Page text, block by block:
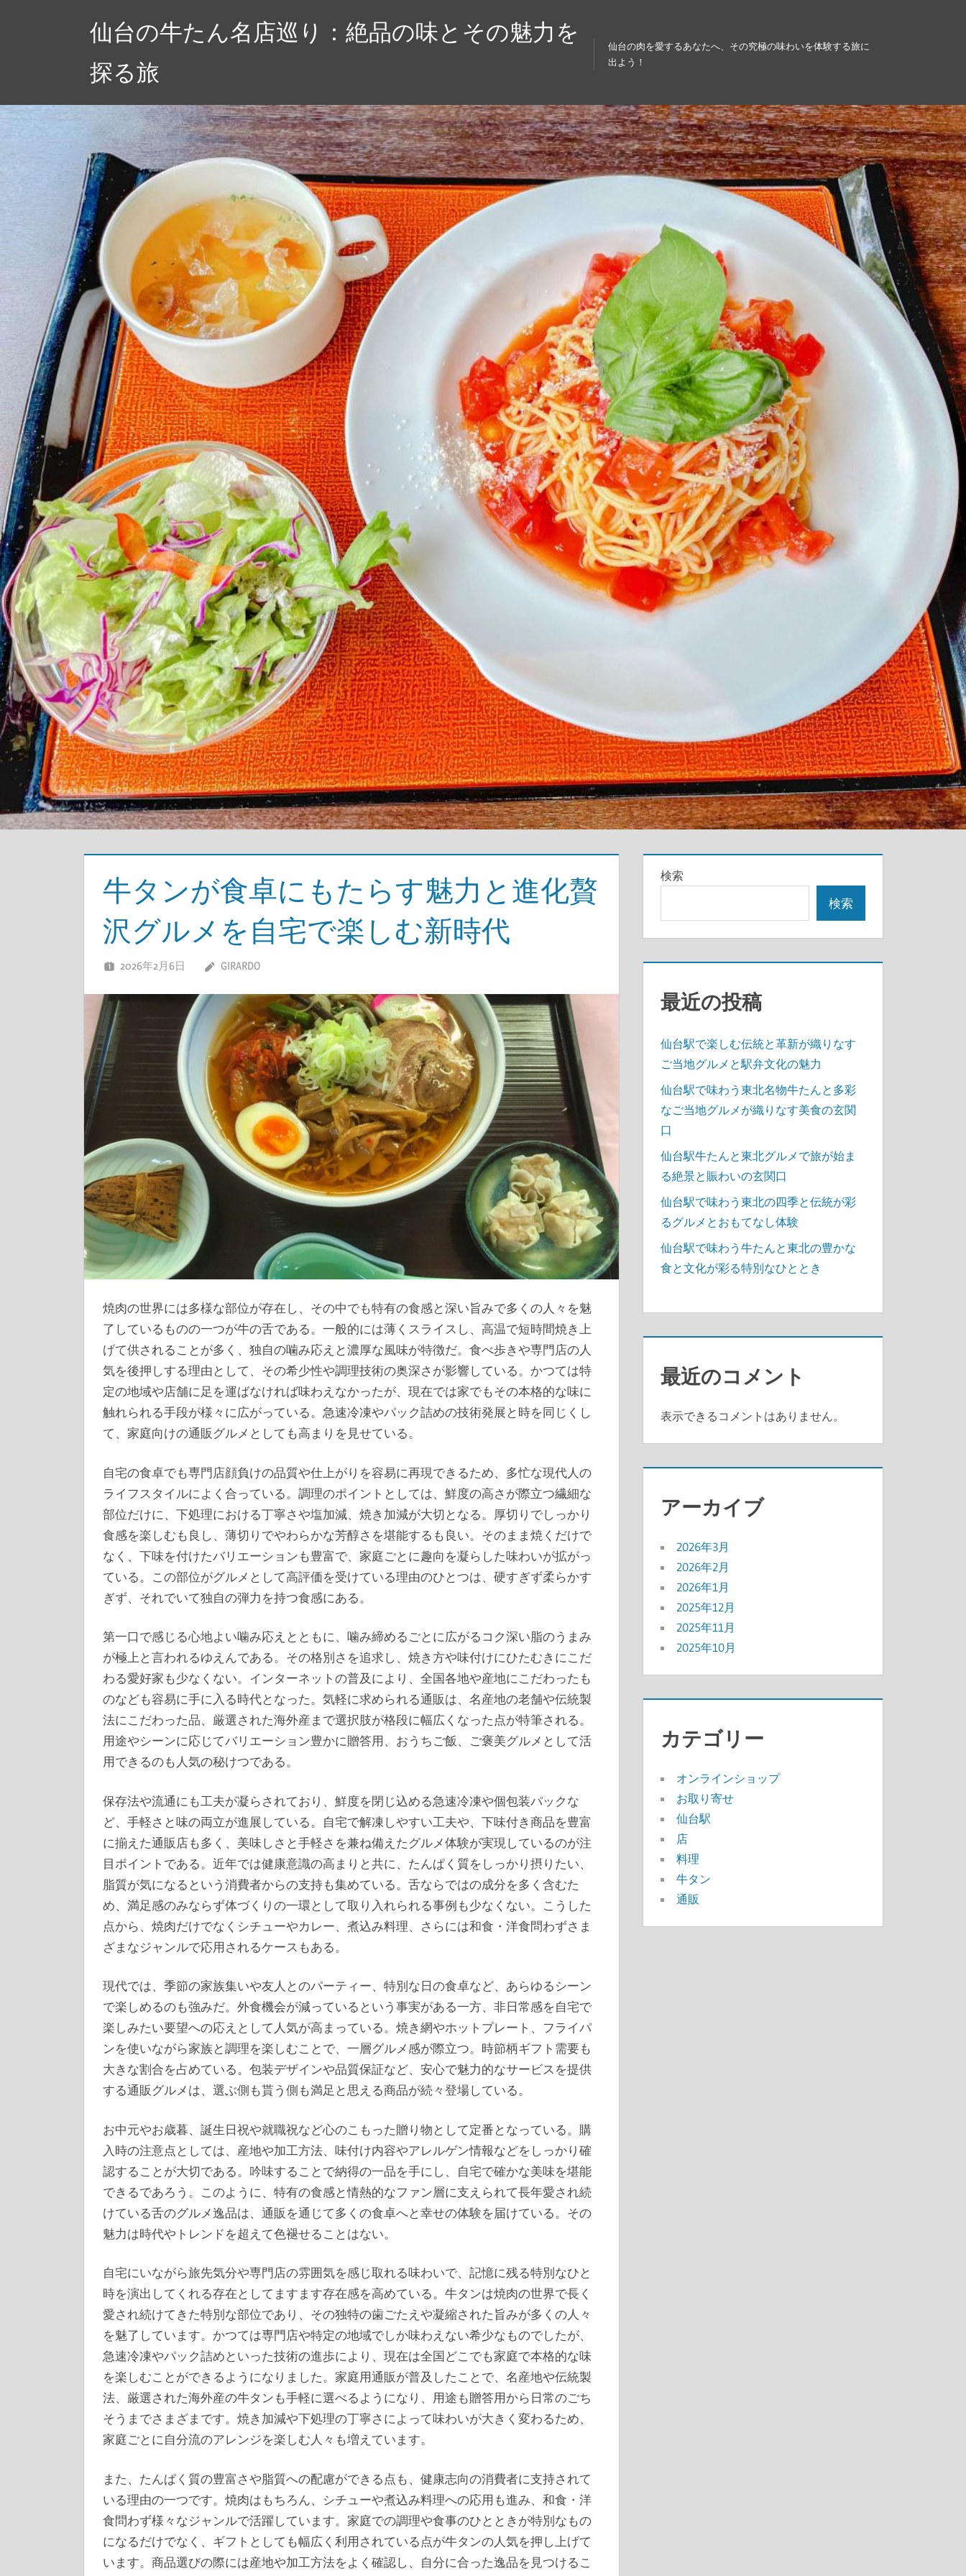
仙台の牛たん名店巡り：絶品の味とその魅力を
探る旅
仙台の肉を愛するあなたへ、その究極の味わいを体験する旅に
出よう！
牛タンが食卓にもたらす魅力と進化贅
沢グルメを自宅で楽しむ新時代
2026年2月6日 GIRARDO
焼肉の世界には多様な部位が存在し、その中でも特有の食感と深い旨みで多くの人々を魅
了しているものの一つが牛の舌である。 一般的には薄くスライスし、高温で短時間焼き上
げて供されることが多く、独自の噛み応えと濃厚な風味が特徴だ。食べ歩きや専門店の人
気を後押しする理由として、その希少性や調理技術の奥深さが影響している。かつては特
定の地域や店舗に足を運ばなければ味わえなかったが、現在では家でもその本格的な味に
触れられる手段が様々に広がっている。急速冷凍やパック詰めの技術発展と時を同じくし
て、家庭向けの通販グルメとしても高まりを見せている。
自宅の食卓でも専門店顔負けの品質や仕上がりを容易に再現できるため、多忙な現代人の
ライフスタイルによく合っている。調理のポイントとしては、鮮度の高さが際立つ繊細な
部位だけに、下処理における丁寧さや塩加減、焼き加減が大切となる。厚切りでしっかり
食感を楽しむも良し、薄切りでやわらかな芳醇さを堪能するも良い。そのまま焼くだけで
なく、下味を付けたバリエーションも豊富で、家庭ごとに趣向を凝らした味わいが拡がっ
ている。この部位がグルメとして高評価を受けている理由のひとつは、硬すぎず柔らかす
ぎず、それでいて独自の弾力を持つ食感にある。
第一口で感じる心地よい噛み応えとともに、噛み締めるごとに広がるコク深い脂のうまみ
が極上と言われるゆえんである。その格別さを追求し、焼き方や味付けにひたむきにこだ
わる愛好家も少なくない。インターネットの普及により、全国各地や産地にこだわったも
のなども容易に手に入る時代となった。気軽に求められる通販は、名産地の老舗や伝統製
法にこだわった品、厳選された海外産まで選択肢が格段に幅広くなった点が特筆される。
用途やシーンに応じてバリエーション豊かに贈答用、おうちご飯、ご褒美グルメとして活
用できるのも人気の秘けつである。
保存法や流通にも工夫が凝らされており、鮮度を閉じ込める急速冷凍や個包装パックな
ど、手軽さと味の両立が進展している。自宅で解凍しやすい工夫や、下味付き商品を豊富
に揃えた通販店も多く、美味しさと手軽さを兼ね備えたグルメ体験が実現しているのが注
目ポイントである。近年では健康意識の高まりと共に、たんぱく質をしっかり摂りたい、
脂質が気になるという消費者からの支持も集めている。舌ならではの成分を多く含むた
め、満足感のみならず体づくりの一環として取り入れられる事例も少なくない。こうした
点から、焼肉だけでなくシチューやカレー、煮込み料理、さらには和食・洋食問わずさま
ざまなジャンルで応用されるケースもある。
現代では、季節の家族集いや友人とのパーティー、特別な日の食卓など、あらゆるシーン
で楽しめるのも強みだ。外食機会が減っているという事実がある一方、非日常感を自宅で
楽しみたい要望への応えとして人気が高まっている。焼き網やホットプレート、フライパ
ンを使いながら家族と調理を楽しむことで、一層グルメ感が際立つ。時節柄ギフト需要も
大きな割合を占めている。包装デザインや品質保証など、安心で魅力的なサービスを提供
する通販グルメは、選ぶ側も貰う側も満足と思える商品が続々登場している。
お中元やお歳暮、誕生日祝や就職祝など心のこもった贈り物として定番となっている。購
入時の注意点としては、産地や加工方法、味付け内容やアレルゲン情報などをしっかり確
認することが大切である。吟味することで納得の一品を手にし、自宅で確かな美味を堪能
できるであろう。このように、特有の食感と情熱的なファン層に支えられて長年愛され続
けている舌のグルメ逸品は、通販を通じて多くの食卓へと幸せの体験を届けている。その
魅力は時代やトレンドを超えて色褪せることはない。
自宅にいながら旅先気分や専門店の雰囲気を感じ取れる味わいで、記憶に残る特別なひと
時を演出してくれる存在としてますます存在感を高めている。牛タンは焼肉の世界で長く
愛され続けてきた特別な部位であり、その独特の歯ごたえや凝縮された旨みが多くの人々
を魅了しています。かつては専門店や特定の地域でしか味わえない希少なものでしたが、
急速冷凍やパック詰めといった技術の進歩により、現在は全国どこでも家庭で本格的な味
を楽しむことができるようになりました。家庭用通販が普及したことで、名産地や伝統製
法、厳選された海外産の牛タンも手軽に選べるようになり、用途も贈答用から日常のごち
そうまでさまざまです。焼き加減や下処理の丁寧さによって味わいが大きく変わるため、
家庭ごとに自分流のアレンジを楽しむ人々も増えています。
また、たんぱく質の豊富さや脂質への配慮ができる点も、健康志向の消費者に支持されて
いる理由の一つです。焼肉はもちろん、シチューや煮込み料理への応用も進み、和食・洋
食問わず様々なジャンルで活躍しています。家庭での調理や食事のひとときが特別なもの
になるだけでなく、ギフトとしても幅広く利用されている点が牛タンの人気を押し上げて
います。商品選びの際には産地や加工方法をよく確認し、自分に合った逸品を見つけるこ
検索
検索
最近の投稿
仙台駅で楽しむ伝統と革新が織りなす
ご当地グルメと駅弁文化の魅力
仙台駅で味わう東北名物牛たんと多彩
なご当地グルメが織りなす美食の玄関
口
仙台駅牛たんと東北グルメで旅が始ま
る絶景と賑わいの玄関口
仙台駅で味わう東北の四季と伝統が彩
るグルメとおもてなし体験
仙台駅で味わう牛たんと東北の豊かな
食と文化が彩る特別なひととき
最近のコメント
表示できるコメントはありません。
アーカイブ
2026年3月
2026年2月
2026年1月
2025年12月
2025年11月
2025年10月
カテゴリー
オンラインショップ
お取り寄せ
仙台駅
店
料理
牛タン
通販